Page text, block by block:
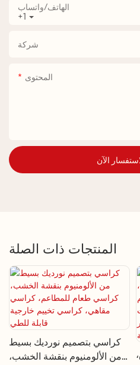
+1
الهاتف/واتساب
شركة
المحتوى
الآن
المنتجات ذات الصلة
كراسي بتصميم نورديك بسيط
من الألومنيوم بنقشة الخشب،